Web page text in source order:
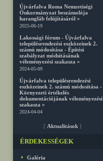
Újvárfalva Roma Nemzetiségi
Önkormányzat beszámolója
harangláb felújításáról »
2025-06-19
Lakossági fórum - Újvárfalva
településrendezési eszközeinek 2.
számú módosítása - Építési
szabályzat módsításának
véleményezési szakasza »
2024-05-09
Újvárfalva településrendezési
eszközeinek 2. számú módosítása -
Környezeti értékelés
dokumentációjának véleményezési
szakasza »
2024-04-04
[ Aktualitások ]
ÉRDEKESSÉGEK
Galéria